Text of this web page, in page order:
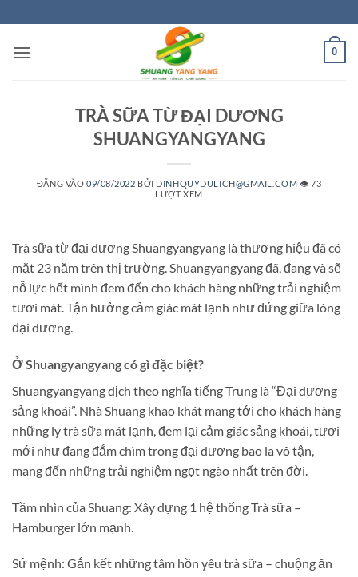
qua
nội
0
TRÀ SỮA TỪ ĐẠI DƯƠNG
SHUANGYANGYANG
ĐĂNG VÀO 09/08/2022 BỞI DINHQUYDULICH@GMAIL.COM 👁️ 73
LƯỢT XEM
Trà sữa từ đại dương Shuangyangyang là thương hiệu đã có
mặt 23 năm trên thị trường. Shuangyangyang đã, đang và sẽ
nỗ lực hết mình đem đến cho khách hàng những trải nghiệm
tươi mát. Tận hưởng cảm giác mát lạnh như đứng giữa lòng
đại dương.
Ở Shuangyangyang có gì đặc biệt?
Shuangyangyang dịch theo nghĩa tiếng Trung là “Đại dương
sảng khoái”. Nhà Shuang khao khát mang tới cho khách hàng
những ly trà sữa mát lạnh, đem lại cảm giác sảng khoái, tươi
mới như đang đắm chìm trong đại dương bao la vô tận,
mang đến những trải nghiệm ngọt ngào nhất trên đời.
Tầm nhìn của Shuang: Xây dựng 1 hệ thống Trà sữa –
Hamburger lớn mạnh.
Sứ mệnh: Gắn kết những tâm hồn yêu trà sữa – chuộng ăn